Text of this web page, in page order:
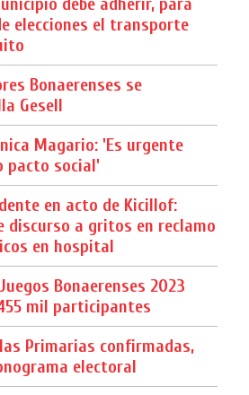
debe adherir, para
elecciones el transporte
Bonaerenses se
Gesell
Magario: 'Es urgente
pacto social'
en acto de Kicillof:
discurso a gritos en reclamo
en hospital
Bonaerenses 2023
mil participantes
Primarias confirmadas,
electoral